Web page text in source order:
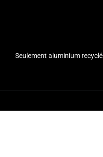
Seulement aluminium recyclé